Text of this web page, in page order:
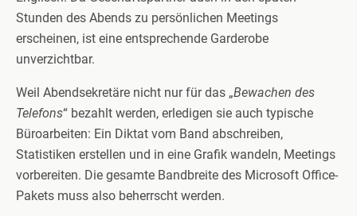
Stunden des Abends zu persönlichen Meetings
erscheinen, ist eine entsprechende Garderobe
unverzichtbar.
Weil Abendsekretäre nicht nur für das „Bewachen des
Telefons“ bezahlt werden, erledigen sie auch typische
Büroarbeiten: Ein Diktat vom Band abschreiben,
Statistiken erstellen und in eine Grafik wandeln, Meetings
vorbereiten. Die gesamte Bandbreite des Microsoft Office-
Pakets muss also beherrscht werden.